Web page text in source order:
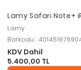
Lamy Safari Note+
Lamy
Barkodu :
KDV Dahil
5.400,00 TL